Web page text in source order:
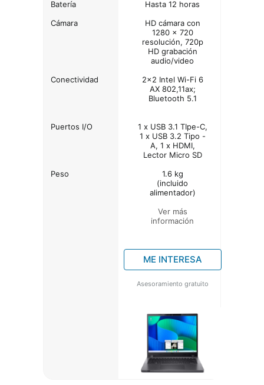
Batería
Cámara
Conectividad
Puertos I/O
Peso
Hasta 12 horas
HD cámara con
1280 x 720
resolución, 720p
HD grabación
audio/video
2x2 Intel Wi-Fi 6
AX 802,11ax;
Bluetooth 5.1
1 x USB 3.1 TIpe-C,
1 x USB 3.2 Tipo -
A, 1 x HDMI,
Lector Micro SD
1.6 kg
(incluido
alimentador)
Ver más
información
ME INTERESA
Asesoramiento gratuito